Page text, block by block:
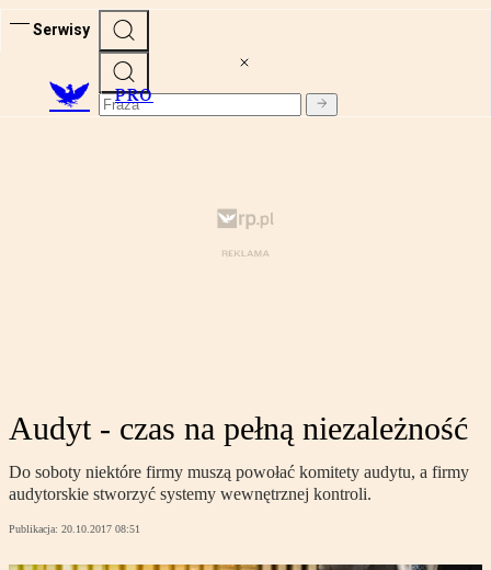
Serwisy
PRO
Audyt - czas na pełną niezależność
Do soboty niektóre firmy muszą powołać komitety audytu, a firmy
audytorskie stworzyć systemy wewnętrznej kontroli.
Publikacja: 20.10.2017 08:51